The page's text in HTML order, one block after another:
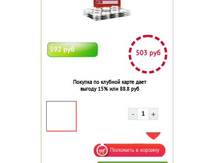
592 руб 503 руб
Покупка по клубной карте дает
выгоду 15% или 88.8 руб
ДОБАВИТЬ В ИЗБРАННОЕ